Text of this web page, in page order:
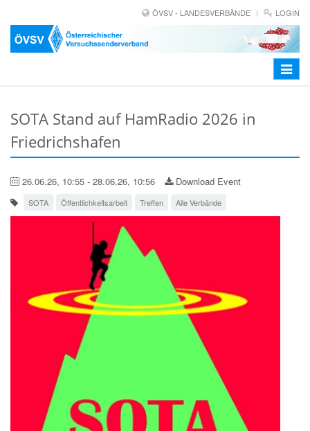
ÖVSV - LANDESVERBÄNDE LOGIN
Toggle
SOTA Stand auf HamRadio 2026 in
Friedrichshafen
26.06.26, 10:55 - 28.06.26, 10:56 Download Event
SOTA Öffentlichkeitsarbeit Treffen Alle Verbände